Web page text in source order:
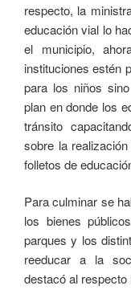
respecto, la
educación vial lo
el municipio,
instituciones estén
para los niños
plan en donde los
tránsito
sobre la
folletos de
Para culminar se
los bienes
parques y los
reeducar a la
destacó al respecto